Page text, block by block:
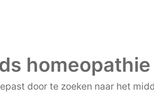
door te zoeken naar het